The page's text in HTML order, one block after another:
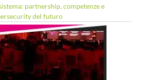
partnership, competenze e
del futuro